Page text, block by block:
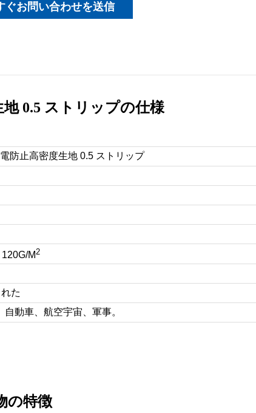
ぐお問い合わせを送信
0.5 ストリップの仕様
防止高密度生地 0.5 ストリップ
120G/M2
た
動車、航空宇宙、軍事。
の特徴